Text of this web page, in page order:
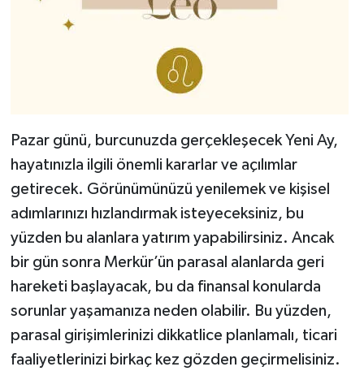
Pazar günü, burcunuzda gerçekleşecek Yeni Ay,
hayatınızla ilgili önemli kararlar ve açılımlar
getirecek. Görünümünüzü yenilemek ve kişisel
adımlarınızı hızlandırmak isteyeceksiniz, bu
yüzden bu alanlara yatırım yapabilirsiniz. Ancak
bir gün sonra Merkür’ün parasal alanlarda geri
hareketi başlayacak, bu da finansal konularda
sorunlar yaşamanıza neden olabilir. Bu yüzden,
parasal girişimlerinizi dikkatlice planlamalı, ticari
faaliyetlerinizi birkaç kez gözden geçirmelisiniz.